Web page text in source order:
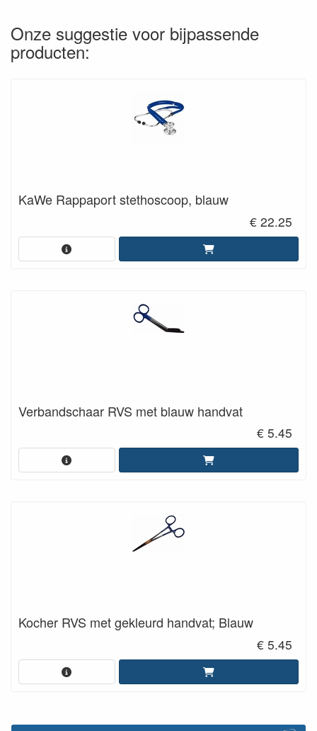
Onze suggestie voor bijpassende
producten:
KaWe Rappaport stethoscoop, blauw
€ 22.25
Verbandschaar RVS met blauw handvat
€ 5.45
Kocher RVS met gekleurd handvat; Blauw
€ 5.45